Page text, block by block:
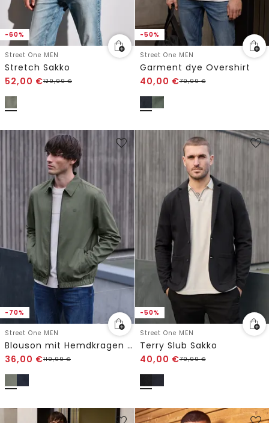
-60%
Street One MEN
Stretch Sakko
52,00 €129,99€
-50%
Street One MEN
Garment dye Overshirt
40,00 €79,99€
-70%
Street One MEN
Blouson mit Hemdkragen und Zipper
36,00 €119,99€
-50%
Street One MEN
Terry Slub Sakko
40,00 €79,99€